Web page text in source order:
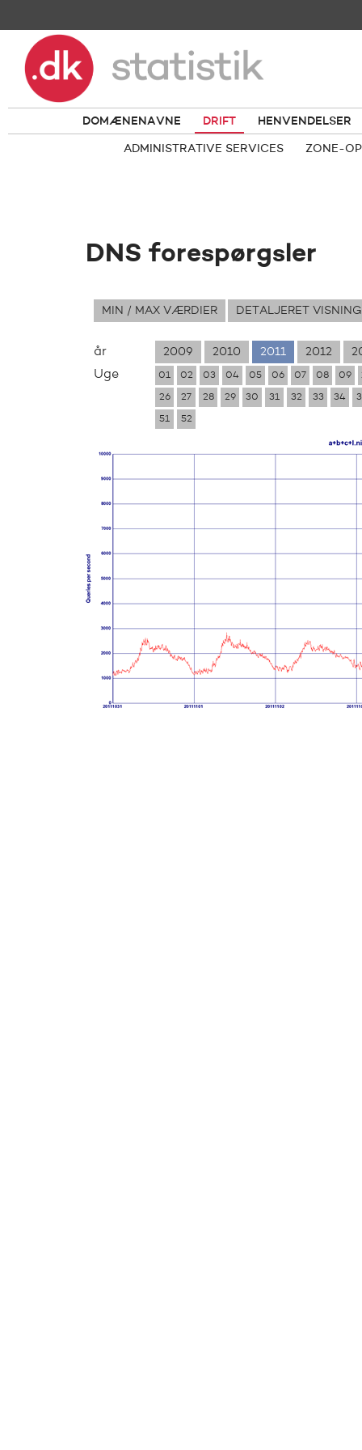
DOMÆNENAVNE DRIFT HENVENDELSER
ADMINISTRATIVE SERVICES ZONE-
DNS forespørgsler
MIN / MAX VÆRDIER DETALJERET VISNING
år 2009 2010 2011 2012
Uge 01 02 03 04 05 06 07 08 09
26 27 28 29 30 31 32 33 34
51 52